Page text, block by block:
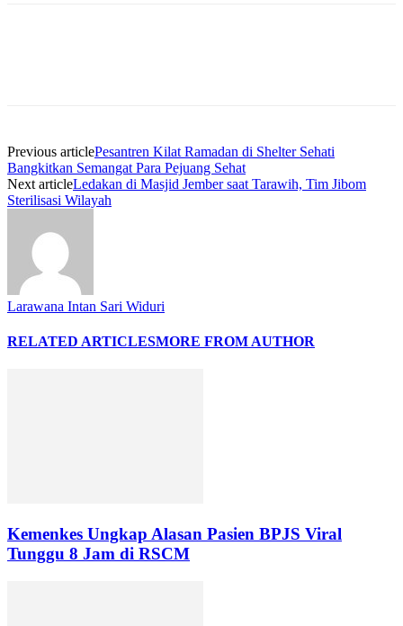
Previous articlePesantren Kilat Ramadan di Shelter Sehati
Bangkitkan Semangat Para Pejuang Sehat
Next articleLedakan di Masjid Jember saat Tarawih, Tim Jibom
Sterilisasi Wilayah
Larawana Intan Sari Widuri
RELATED ARTICLESMORE FROM AUTHOR
Kemenkes Ungkap Alasan Pasien BPJS Viral
Tunggu 8 Jam di RSCM